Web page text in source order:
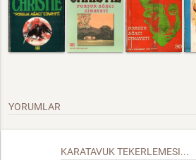
YORUMLAR
KARATAVUK TEKERLEMESI...